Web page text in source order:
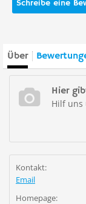
Schreibe eine
Über
Hier
Hilf uns
Kontakt:
Email
Homepage: